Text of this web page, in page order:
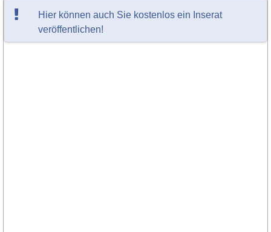
Hier können auch Sie kostenlos ein Inserat
veröffentlichen!